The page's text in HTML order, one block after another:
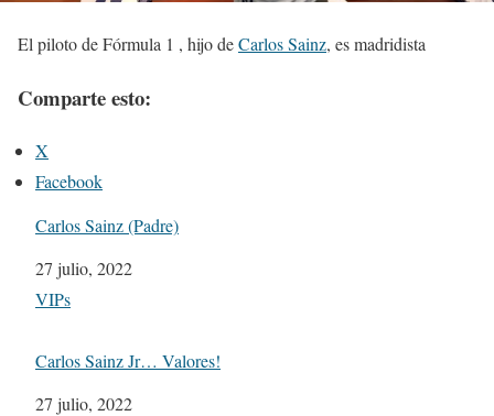
El piloto de Fórmula 1 , hijo deCarlos Sainz, es madridista
Comparte esto:
X
Facebook
Carlos Sainz (Padre)
Fecha
27 julio, 2022
Respecto a
VIPs
Carlos Sainz Jr… Valores!
Fecha
27 julio, 2022